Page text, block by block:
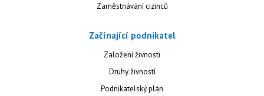
Zaměstnávání cizinců
Začínající podnikatel
Založení živnosti
Druhy živností
Podnikatelský plán